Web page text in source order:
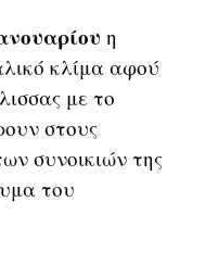
η
κλίμα αφού
με το
στους
συνοικιών της
του